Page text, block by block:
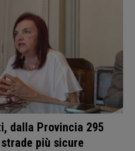
dalla Provincia 295
più sicure